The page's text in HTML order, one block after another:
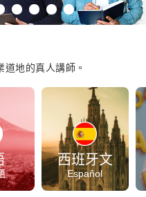
地的真人講師。
西班牙文
Español